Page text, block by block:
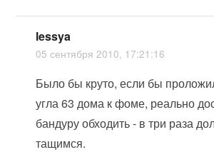
lessya
05 сентября 2010, 17:21:16
Было бы круто, если бы
угла 63 дома к фоме, реально
бандуру обходить - в три раза
тащимся.